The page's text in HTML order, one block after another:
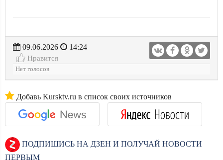
09.06.2026
14:24
Нравится
Нет голосов
Добавь Kursktv.ru в список своих источников
ПОДПИШИСЬ НА ДЗЕН И ПОЛУЧАЙ НОВОСТИ
ПЕРВЫМ